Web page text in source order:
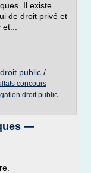
Il existe
de droit privé et
public /
concours
droit public
—